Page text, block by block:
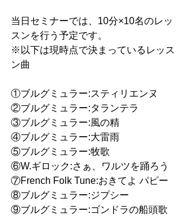
当日セミナーでは、10分×10名のレッ
スンを行う予定です。
※以下は現時点で決まっているレッス
ン曲
①ブルグミュラー:スティリエンヌ
②ブルグミュラー:タランテラ
③ブルグミュラー:風の精
④ブルグミュラー:大雷雨
⑤ブルグミュラー:牧歌
⑥W.ギロック:さぁ、ワルツを踊ろう
⑦French Folk Tune:おきてよ パピー
⑧ブルグミュラー:ジプシー
⑨ブルグミュラー:ゴンドラの船頭歌